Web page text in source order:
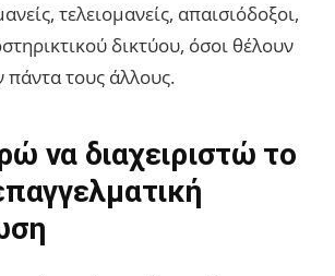
τελειομανείς, απαισιόδοξοι,
δικτύου, όσοι θέλουν
πάντα τους άλλους.
να διαχειριστώ το